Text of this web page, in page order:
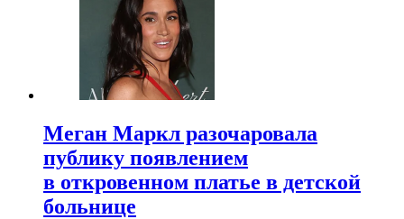
Меган Маркл разочаровала
публику появлением
в откровенном платье в детской
больнице